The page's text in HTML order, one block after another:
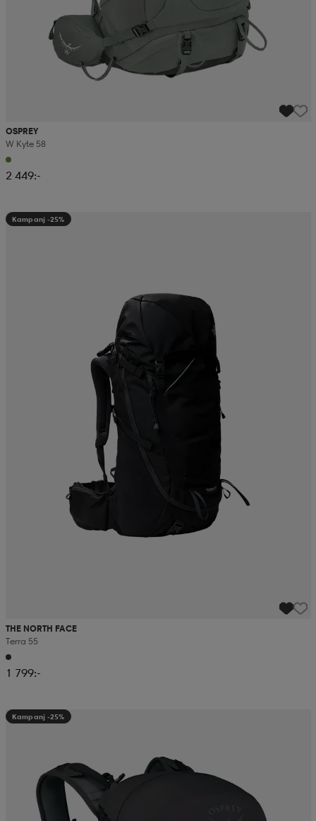
OSPREY
W Kyte 58
2 449:-
Kampanj -25%
THE NORTH FACE
Terra 55
1 799:-
Kampanj -25%